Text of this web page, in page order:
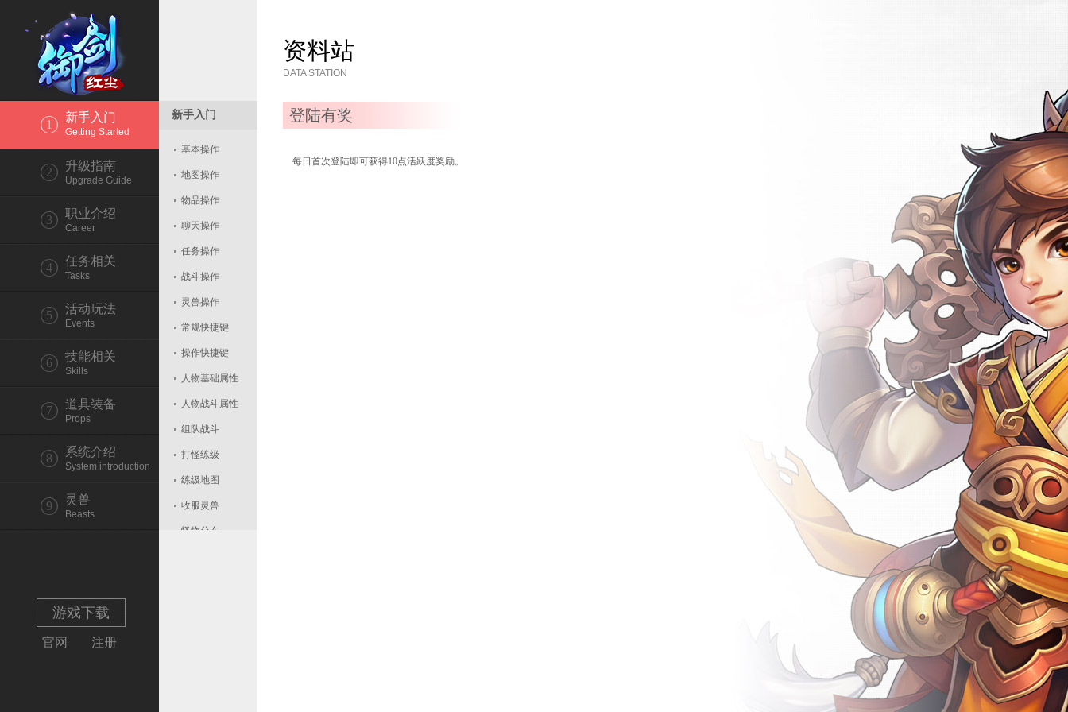
新手入门
Getting Started
1
升级指南
Upgrade Guide
2
职业介绍
Career
3
任务相关
Tasks
4
活动玩法
Events
5
技能相关
Skills
6
道具装备
Props
7
系统介绍
System introduction
8
灵兽
Beasts
9
游戏下载
官网 注册
新手入门
基本操作
地图操作
物品操作
聊天操作
任务操作
战斗操作
灵兽操作
常规快捷键
操作快捷键
人物基础属性
人物战斗属性
组队战斗
打怪练级
练级地图
收服灵兽
怪物分布
资料站
DATA STATION
登陆有奖
每日首次登陆即可获得10点活跃度奖励。